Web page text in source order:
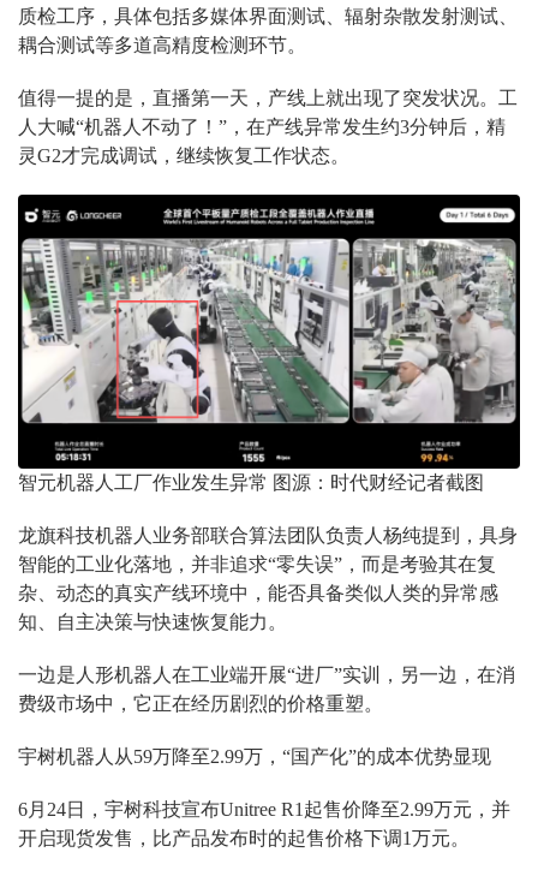
质检工序，具体包括多媒体界面测试、辐射杂散发射测试、
耦合测试等多道高精度检测环节。
值得一提的是，直播第一天，产线上就出现了突发状况。工
人大喊“机器人不动了！”，在产线异常发生约3分钟后，精
灵G2才完成调试，继续恢复工作状态。
智元机器人工厂作业发生异常 图源：时代财经记者截图
龙旗科技机器人业务部联合算法团队负责人杨纯提到，具身
智能的工业化落地，并非追求“零失误”，而是考验其在复
杂、动态的真实产线环境中，能否具备类似人类的异常感
知、自主决策与快速恢复能力。
一边是人形机器人在工业端开展“进厂”实训，另一边，在消
费级市场中，它正在经历剧烈的价格重塑。
宇树机器人从59万降至2.99万，“国产化”的成本优势显现
6月24日，宇树科技宣布Unitree R1起售价降至2.99万元，并
开启现货发售，比产品发布时的起售价格下调1万元。